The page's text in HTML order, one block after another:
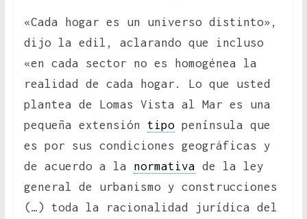
«Cada hogar es un universo distinto»,
dijo la edil, aclarando que incluso
«en cada sector no es homogénea la
realidad de cada hogar. Lo que usted
plantea de Lomas Vista al Mar es una
pequeña extensión tipopenínsula que
es por sus condiciones geográficas y
de acuerdo a la normativa de la ley
general de urbanismo y construcciones
(…) toda la racionalidad jurídica del